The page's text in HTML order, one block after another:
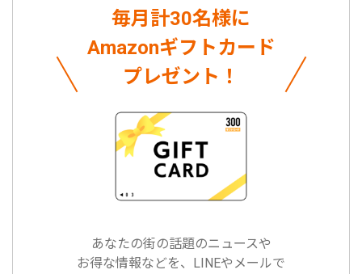
毎月計30名様に
Amazonギフトカード
プレゼント！
あなたの街の話題のニュースや
お得な情報などを、LINEやメールで